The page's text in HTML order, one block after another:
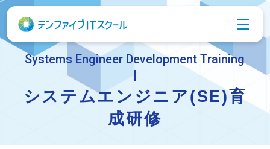
Systems Engineer Development Training
システムエンジニア(SE)育
成研修